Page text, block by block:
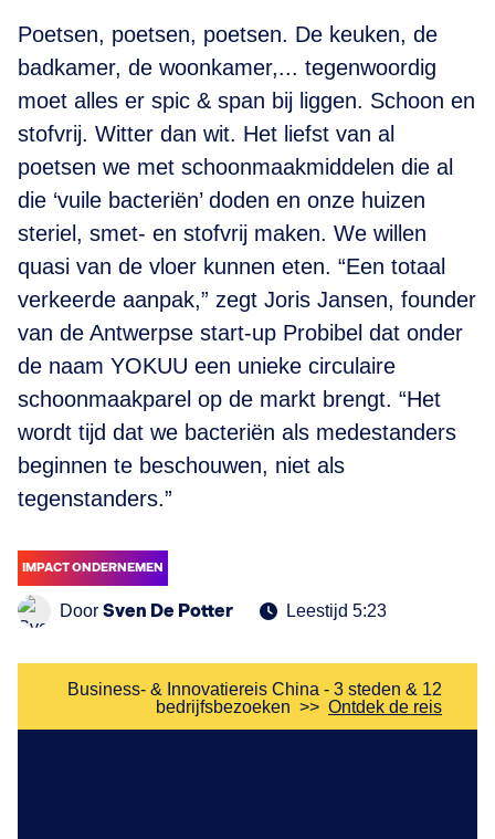
Poetsen, poetsen, poetsen. De keuken, de
badkamer, de woonkamer,... tegenwoordig
moet alles er spic & span bij liggen. Schoon en
stofvrij. Witter dan wit. Het liefst van al
poetsen we met schoonmaakmiddelen die al
die ‘vuile bacteriën’ doden en onze huizen
steriel, smet- en stofvrij maken. We willen
quasi van de vloer kunnen eten. “Een totaal
verkeerde aanpak,” zegt Joris Jansen, founder
van de Antwerpse start-up Probibel dat onder
de naam YOKUU een unieke circulaire
schoonmaakparel op de markt brengt. “Het
wordt tijd dat we bacteriën als medestanders
beginnen te beschouwen, niet als
tegenstanders.”
IMPACT ONDERNEMEN
Door Sven De Potter Leestijd 5:23
Business- & Innovatiereis China - 3 steden & 12
bedrijfsbezoeken >> Ontdek de reis